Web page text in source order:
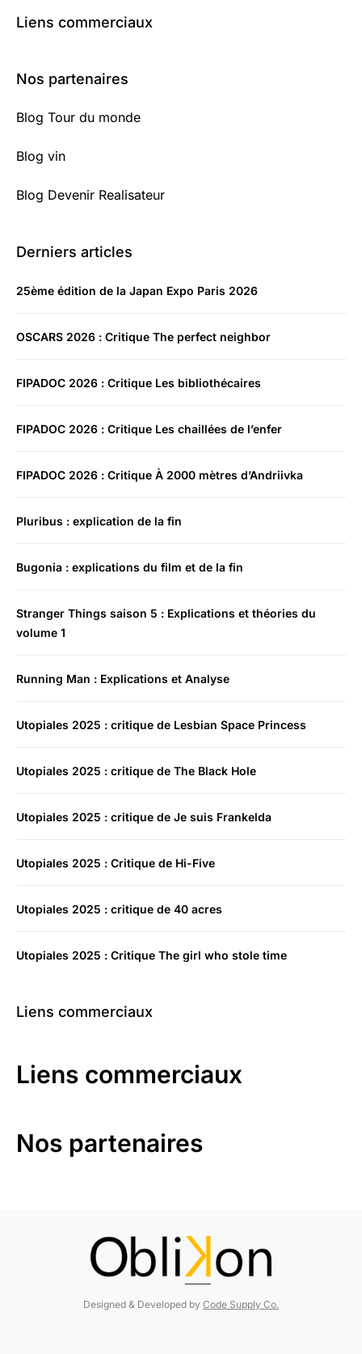
Liens commerciaux
Nos partenaires
Blog Tour du monde
Blog vin
Blog Devenir Realisateur
Derniers articles
25ème édition de la Japan Expo Paris 2026
OSCARS 2026 : Critique The perfect neighbor
FIPADOC 2026 : Critique Les bibliothécaires
FIPADOC 2026 : Critique Les chaillées de l’enfer
FIPADOC 2026 : Critique À 2000 mètres d’Andriivka
Pluribus : explication de la fin
Bugonia : explications du film et de la fin
Stranger Things saison 5 : Explications et théories du
volume 1
Running Man : Explications et Analyse
Utopiales 2025 : critique de Lesbian Space Princess
Utopiales 2025 : critique de The Black Hole
Utopiales 2025 : critique de Je suis Frankelda
Utopiales 2025 : Critique de Hi-Five
Utopiales 2025 : critique de 40 acres
Utopiales 2025 : Critique The girl who stole time
Liens commerciaux
Liens commerciaux
Nos partenaires
Designed & Developed by Code Supply Co.